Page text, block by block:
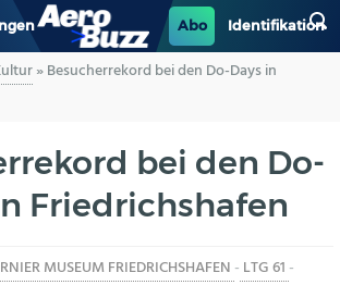
Abo Identifikation
»Besucherrekord bei den Do-Days in
bei den Do-
Friedrichshafen
MUSEUM FRIEDRICHSHAFEN - LTG 61 -